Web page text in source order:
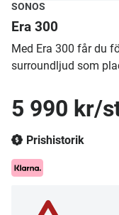
SONOS
Era 300
​Med Era 300 får du
surroundljud som
5 990 kr/
Prishistorik